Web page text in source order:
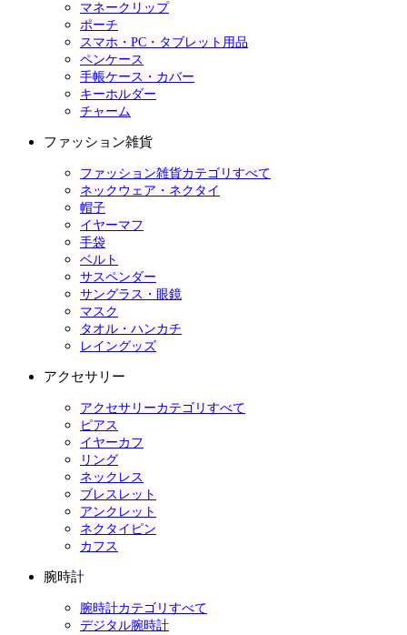
マネークリップ
ポーチ
スマホ・PC・タブレット用品
ペンケース
手帳ケース・カバー
キーホルダー
チャーム
ファッション雑貨
ファッション雑貨カテゴリすべて
ネックウェア・ネクタイ
帽子
イヤーマフ
手袋
ベルト
サスペンダー
サングラス・眼鏡
マスク
タオル・ハンカチ
レイングッズ
アクセサリー
アクセサリーカテゴリすべて
ピアス
イヤーカフ
リング
ネックレス
ブレスレット
アンクレット
ネクタイピン
カフス
腕時計
腕時計カテゴリすべて
デジタル腕時計